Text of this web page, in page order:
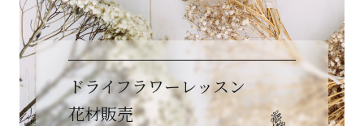
ドライフラワーレッスン
花材販売